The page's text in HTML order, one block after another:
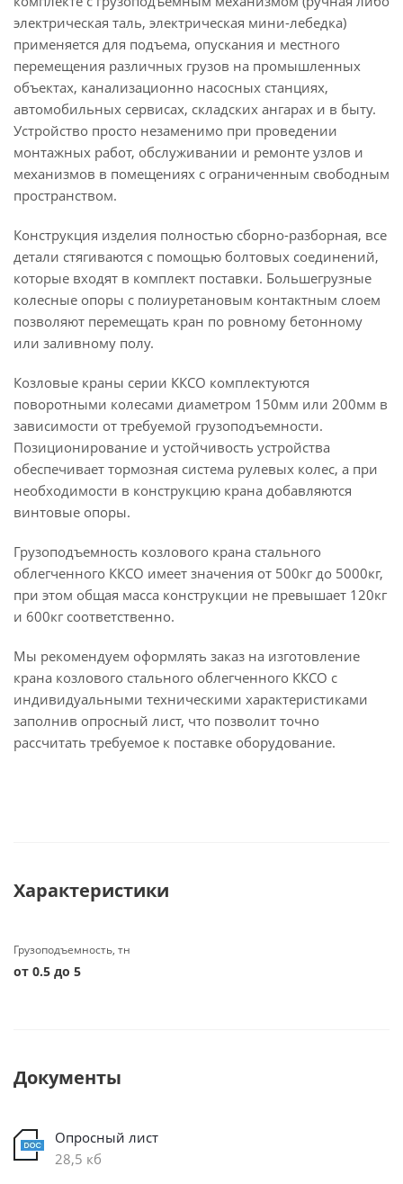
электрическая таль, электрическая мини-лебедка)
применяется для подъема, опускания и местного
перемещения различных грузов на промышленных
объектах, канализационно насосных станциях,
автомобильных сервисах, складских ангарах и в быту.
Устройство просто незаменимо при проведении
монтажных работ, обслуживании и ремонте узлов и
механизмов в помещениях с ограниченным свободным
пространством.
Конструкция изделия полностью сборно-разборная, все
детали стягиваются с помощью болтовых соединений,
которые входят в комплект поставки. Большегрузные
колесные опоры с полиуретановым контактным слоем
позволяют перемещать кран по ровному бетонному
или заливному полу.
Козловые краны серии ККСО комплектуются
поворотными колесами диаметром 150мм или 200мм в
зависимости от требуемой грузоподъемности.
Позиционирование и устойчивость устройства
обеспечивает тормозная система рулевых колес, а при
необходимости в конструкцию крана добавляются
винтовые опоры.
Грузоподъемность козлового крана стального
облегченного ККСО имеет значения от 500кг до 5000кг,
при этом общая масса конструкции не превышает 120кг
и 600кг соответственно.
Мы рекомендуем оформлять заказ на изготовление
крана козлового стального облегченного ККСО с
индивидуальными техническими характеристиками
заполнив опросный лист, что позволит точно
рассчитать требуемое к поставке оборудование.
Характеристики
Грузоподъемность, тн
от 0.5 до 5
Документы
Опросный лист
28,5 кб